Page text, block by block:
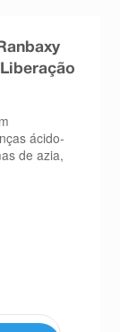
ácido-
de azia,